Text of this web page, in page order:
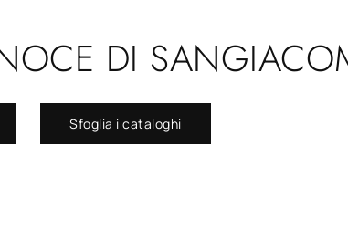
DI
Sfoglia i cataloghi